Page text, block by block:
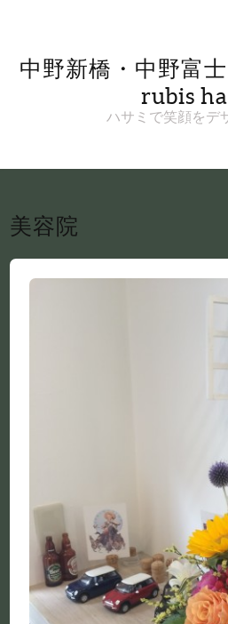
中野新橋・中野富
rubis
ハサミで笑顔をデ
美容院